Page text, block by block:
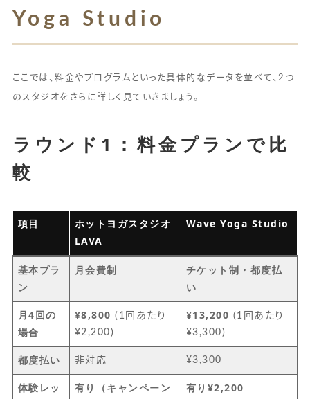
Yoga Studio
ここでは、料金やプログラムといった具体的なデータを並べて、2つ
のスタジオをさらに詳しく見ていきましょう。
ラウンド1：料金プランで比
較
項目
ホットヨガスタジオ
LAVA
Wave Yoga Studio
基本プラ
ン
月会費制
チケット制・都度払
い
月4回の
場合
¥8,800 (1回あたり
¥2,200)
¥13,200 (1回あたり
¥3,300)
都度払い 非対応 ¥3,300
体験レッ
有り（キャンペーン
有り ¥2,200